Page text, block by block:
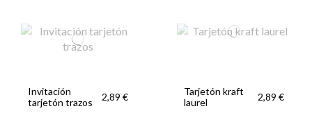
Invitación
tarjetón trazos
2,89 €
Tarjetón kraft
laurel
2,89 €